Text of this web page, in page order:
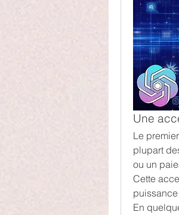
Une
Le
plupart
ou un
Cette
En